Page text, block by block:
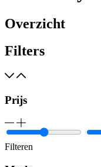
Overzicht
Filters
Prijs
Filteren